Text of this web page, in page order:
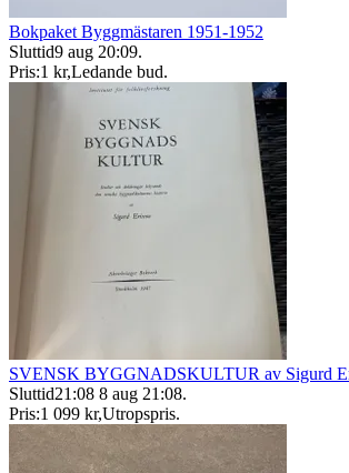
Bokpaket Byggmästaren 1951-1952
Sluttid9 aug 20:09.
Pris:1 kr,Ledande bud.
SVENSK BYGGNADSKULTUR av Sigurd
Sluttid21:08 8 aug 21:08.
Pris:1 099 kr,Utropspris.